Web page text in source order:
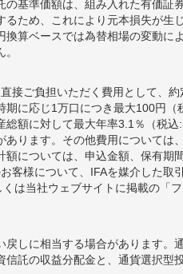
基準価額は、組み入れた有価証
ため、これにより元本損失が生
算ベースでは為替相場の変動に
接ご負担いただく費用として、
に応じ1万口につき最大100円（
額に対して最大年率3.1％（税
ります。その他費用については
については、申込金額、保有期
客様について、IFAを媒介した取
は当社ウェブサイトに掲載の「
しに相当する場合があります。
託の収益分配金と、通貨選択型